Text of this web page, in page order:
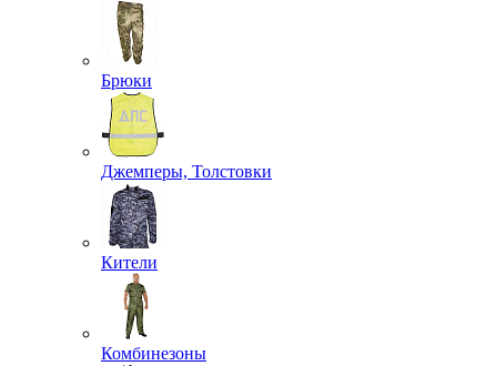
Брюки
Джемперы, Толстовки
Кители
Комбинезоны